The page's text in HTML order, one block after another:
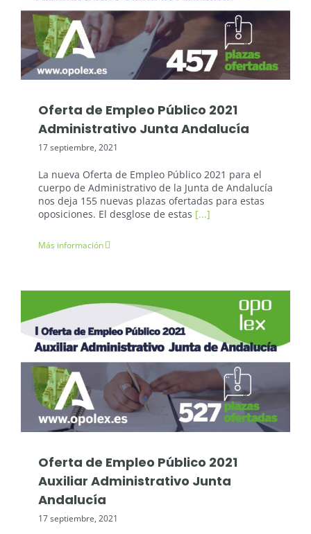
Oposiciones: Junta de Andalucía
Oferta de Empleo Público 2021
Administrativo Junta Andalucía
17 septiembre, 2021
La nueva Oferta de Empleo Público 2021 para el
cuerpo de Administrativo de la Junta de Andalucía
nos deja 155 nuevas plazas ofertadas para estas
oposiciones. El desglose de estas [...]
Más información
Noticias Opolex Oposiciones: Junta de Andalucía
Oferta de Empleo Público 2021
Auxiliar Administrativo Junta
Andalucía
17 septiembre, 2021